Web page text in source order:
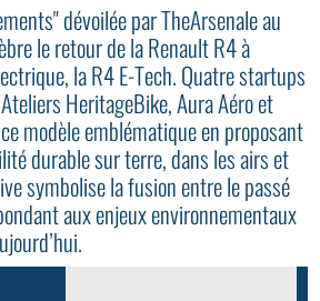
dévoilée par TheArsenale au
le retour de la Renault R4 à
la R4 E-Tech. Quatre startups
HeritageBike, Aura Aéro et
modèle emblématique en proposant
durable sur terre, dans les airs et
symbolise la fusion entre le passé
aux enjeux environnementaux
GoodMood #15
PLUS D'INFOS